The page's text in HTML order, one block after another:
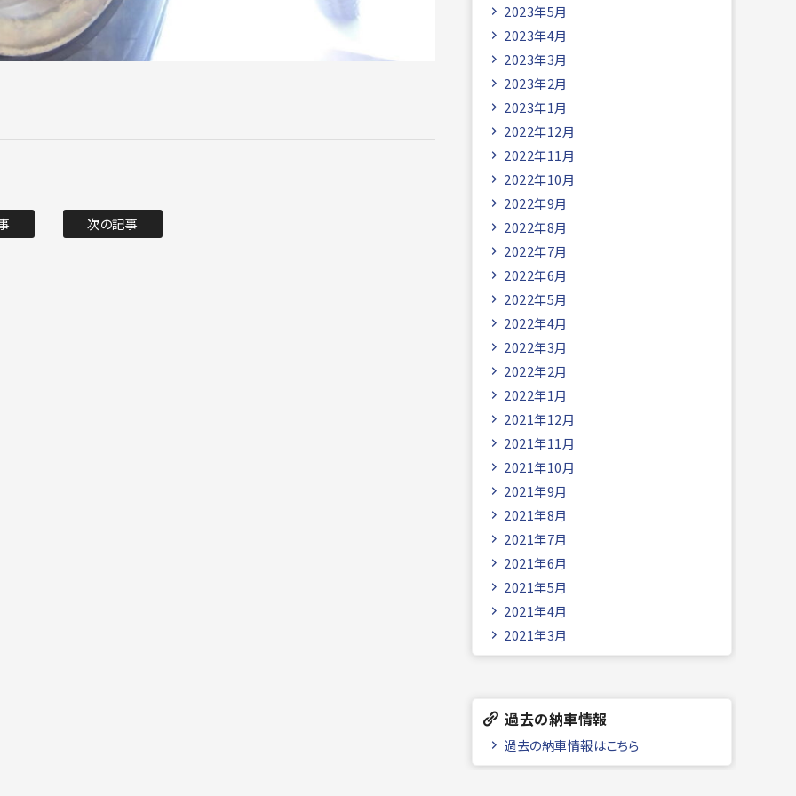
次の記事
2023年5月
2023年4月
2023年3月
2023年2月
2023年1月
2022年12月
2022年11月
2022年10月
2022年9月
2022年8月
2022年7月
2022年6月
2022年5月
2022年4月
2022年3月
2022年2月
2022年1月
2021年12月
2021年11月
2021年10月
2021年9月
2021年8月
2021年7月
2021年6月
2021年5月
2021年4月
2021年3月
過去の納車情報
過去の納車情報はこちら